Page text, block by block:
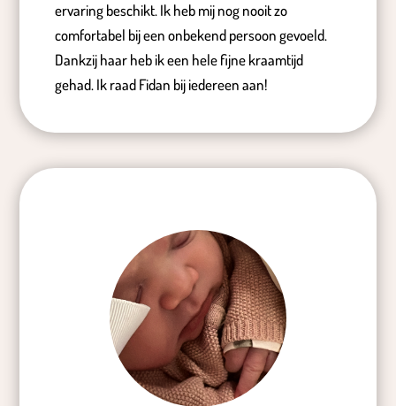
ervaring beschikt. Ik heb mij nog nooit zo
comfortabel bij een onbekend persoon gevoeld.
Dankzij haar heb ik een hele fijne kraamtijd
gehad. Ik raad Fidan bij iedereen aan!